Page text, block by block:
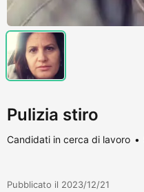
Pulizia stiro
Candidati in cerca di lavoro
Pubblicato il 2023/12/21